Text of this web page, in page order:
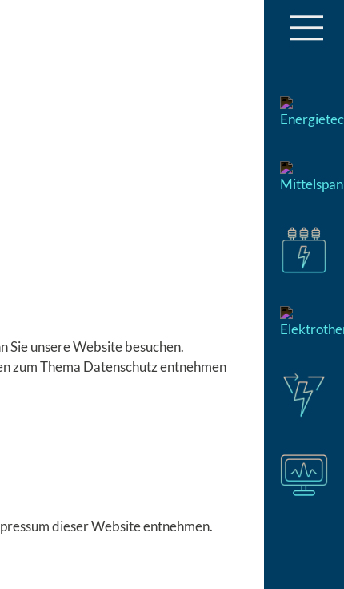
Sie unsere Website besuchen.
zum Thema Datenschutz entnehmen
dieser Website entnehmen.